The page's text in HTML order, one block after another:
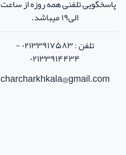
الی۱۹ میباشد.
تلفن : ۰۲۱۳۳۹۱۷۵۸۳ -
۰۲۱۳۳۹۱۴۴۳۴
charcharkhkala@gmail.com